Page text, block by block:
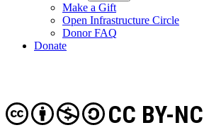
Make a Gift
Open Infrastructure Circle
Donor FAQ
Donate
CC BY-